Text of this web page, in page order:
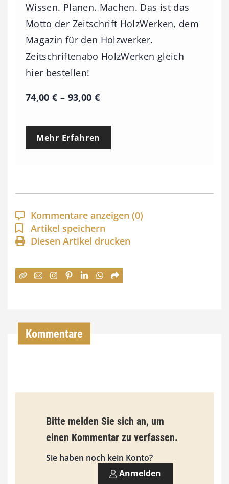
Wissen. Planen. Machen. Das ist das
Motto der Zeitschrift HolzWerken, dem
Magazin für den Holzwerker.
Zeitschriftenabo HolzWerken gleich
hier bestellen!
74,00€ – 93,00 €P
e
p
a
n
n
:
€
i
s
9
Mehr Erfahren
Kommentare anzeigen (0)
Artikel speichern
Diesen Artikel drucken
Kommentare
Bitte melden Sie sich an, um
einen Kommentar zu verfassen.
Sie haben noch kein Konto?
Anmelden